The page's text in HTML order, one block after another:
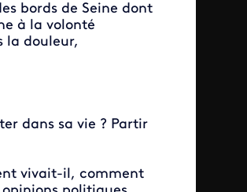
bords de Seine dont
à la volonté
la douleur,
dans sa vie ? Partir
vivait-il, comment